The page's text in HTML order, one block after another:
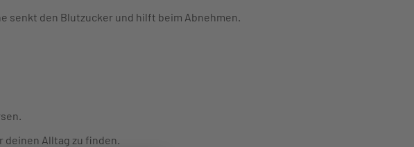
senkt den Blutzucker und hilft beim Abnehmen.
Alltag zu finden.